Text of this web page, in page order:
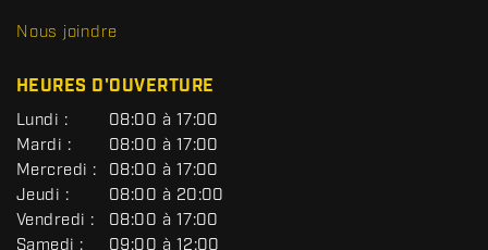
R
Nous joindre
HEURES D'OUVERTURE
G
É
N
É
R
A
L
Lundi :
08:00 à 17:00
Mardi :
08:00 à 17:00
Mercredi :
08:00 à 17:00
Jeudi :
08:00 à 20:00
Vendredi :
08:00 à 17:00